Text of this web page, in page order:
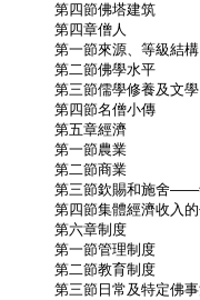
第四節佛塔建筑
第四章僧人
第一節來源、等級結構
第二節佛學水平
第三節儒學修養及文
第四節名僧小傳
第五章經濟
第一節農業
第二節商業
第三節欽賜和施舍——
第四節集體經濟收入
第六章制度
第一節管理制度
第二節教育制度
第三節日常及特定佛